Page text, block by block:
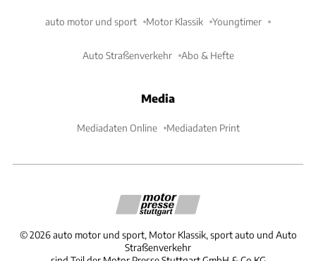
auto motor und sport Motor Klassik Youngtimer
Auto Straßenverkehr Abo & Hefte
Media
Mediadaten Online Mediadaten Print
©2026 auto motor und sport, Motor Klassik, sport auto und Auto
Straßenverkehr